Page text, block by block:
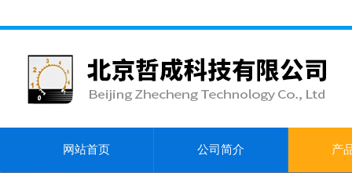
网站首页 公司简介 产